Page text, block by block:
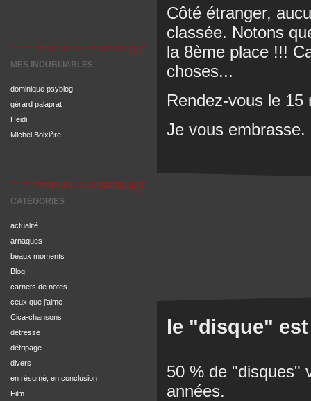
MES INOUBLIABLES
dominique psyblog
gérard palaprat
Heidi
Michel Boixière
CATÉGORIES
actualité
arnaques
beaux moments
Blog
carnets de notes
ceux que j'aime
Cica-chansons
détresse
détripage
divers
en résumé, en conclusion
Film
Côté étranger,
classée. Notons
la 8ème place !!!
choses...
Rendez-vous le 15
Je vous embrasse.
le "disque"
50 % de "disques"
années.